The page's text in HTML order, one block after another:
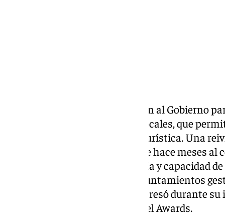
De la Torre mantiene su petición al Gobierno
Reguladora de las Haciendas Locales, que
«de una vez por todas», la tasa turística. Una
Málaga viene defendiendo desde hace meses
necesitan una mayor autonomía y capacidad
esta medida permitiría a los ayuntamientos
crecimiento turístico. Así lo expresó durante
Profesionales de los Spain Travel Awards.